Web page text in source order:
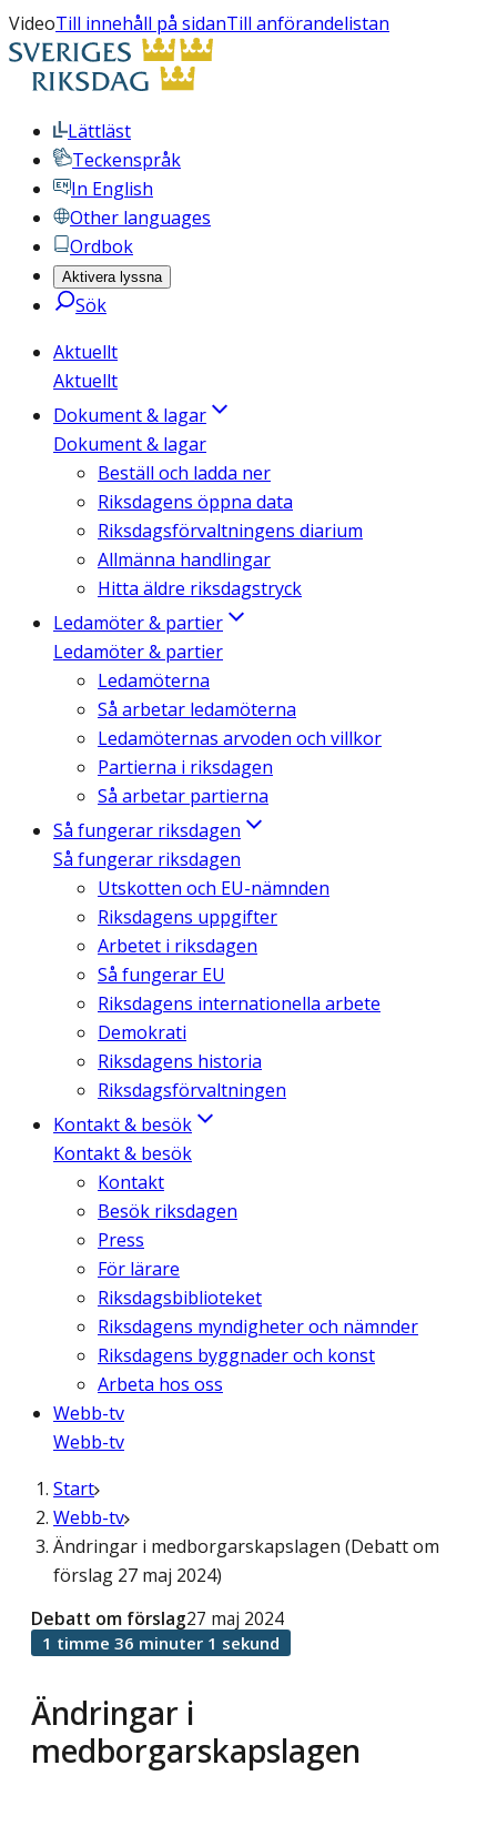
VideoTill innehåll på sidanTill anförandelistan
Lättläst
Teckenspråk
In English
Other languages
Ordbok
Aktivera lyssna
Sök
Aktuellt
Aktuellt
Dokument & lagar
Dokument & lagar
Beställ och ladda ner
Riksdagens öppna data
Riksdagsförvaltningens diarium
Allmänna handlingar
Hitta äldre riksdagstryck
Ledamöter & partier
Ledamöter & partier
Ledamöterna
Så arbetar ledamöterna
Ledamöternas arvoden och villkor
Partierna i riksdagen
Så arbetar partierna
Så fungerar riksdagen
Så fungerar riksdagen
Utskotten och EU-nämnden
Riksdagens uppgifter
Arbetet i riksdagen
Så fungerar EU
Riksdagens internationella arbete
Demokrati
Riksdagens historia
Riksdagsförvaltningen
Kontakt & besök
Kontakt & besök
Kontakt
Besök riksdagen
Press
För lärare
Riksdagsbiblioteket
Riksdagens myndigheter och nämnder
Riksdagens byggnader och konst
Arbeta hos oss
Webb-tv
Webb-tv
Start
Webb-tv
Ändringar i medborgarskapslagen (Debatt om
förslag 27 maj 2024)
Ändringar i
medborgarskapslagen
Debatt om förslag27 maj 2024
1 timme 36 minuter 1 sekund